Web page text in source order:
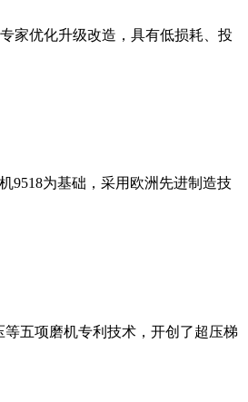
家优化升级改造，具有低损耗、投
9518为基础，采用欧洲先进制造技
五项磨机专利技术，开创了超压梯